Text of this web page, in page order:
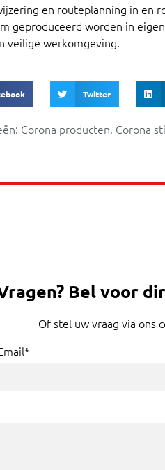
en routeplanning in en
geproduceerd worden in
veilige werkomgeving.
Twitter
Corona producten, Corona
Bel voor
Of stel uw vraag via ons